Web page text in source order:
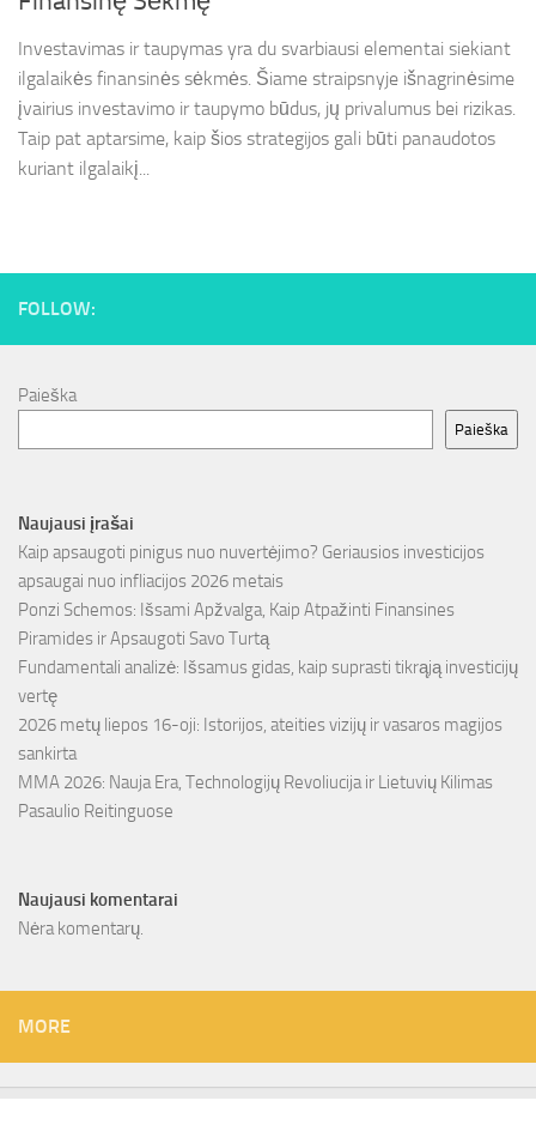
Investavimas ir taupymas yra du svarbiausi elementai siekiant
ilgalaikės finansinės sėkmės. Šiame straipsnyje išnagrinėsime
įvairius investavimo ir taupymo būdus, jų privalumus bei rizikas.
Taip pat aptarsime, kaip šios strategijos gali būti panaudotos
kuriant ilgalaikį...
FOLLOW:
Paieška
Paieška
Naujausi įrašai
Kaip apsaugoti pinigus nuo nuvertėjimo? Geriausios investicijos
apsaugai nuo infliacijos 2026 metais
Ponzi Schemos: Išsami Apžvalga, Kaip Atpažinti Finansines
Piramides ir Apsaugoti Savo Turtą
Fundamentali analizė: Išsamus gidas, kaip suprasti tikrąją investicijų
vertę
2026 metų liepos 16-oji: Istorijos, ateities vizijų ir vasaros magijos
sankirta
MMA 2026: Nauja Era, Technologijų Revoliucija ir Lietuvių Kilimas
Pasaulio Reitinguose
Naujausi komentarai
Nėra komentarų.
MORE